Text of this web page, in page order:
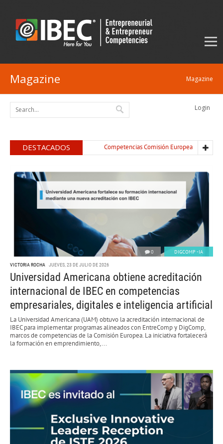
Magazine Magazine
Login
DESTACADOS Competencias Comisión Europea
0 DIGCOMP -IA
VICTORIA ROCHA JUEVES, 23 DE JULIO DE 2026
Universidad Americana obtiene acreditación
internacional de IBEC en competencias
empresariales, digitales e inteligencia artificial
La Universidad Americana (UAM) obtuvo la acreditación internacional de
IBEC para implementar programas alineados con EntreComp y DigComp,
marcos de competencias de la Comisión Europea. La iniciativa fortalecerá
la formación en emprendimiento,...